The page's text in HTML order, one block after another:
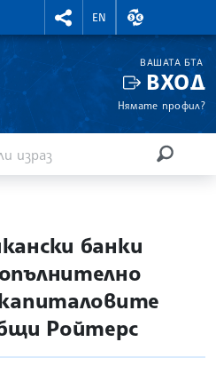
RIGHTMENU.SOCIAL
EN
ВАЛУТНИ
ВАШАТА БТА
ВХОД
Нямате профил?
банки
Ройтерс